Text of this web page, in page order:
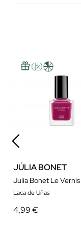
JÚLIA BONET
Laca de Uñas
4,99 €